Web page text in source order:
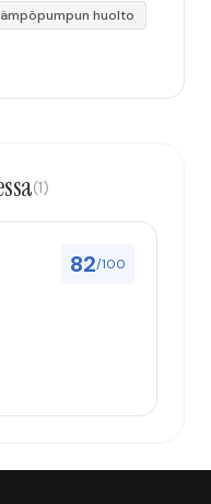
huolto
(1)
82/100